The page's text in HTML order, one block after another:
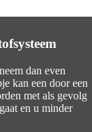
dan even
kan een door een
met als gevolg
en u minder